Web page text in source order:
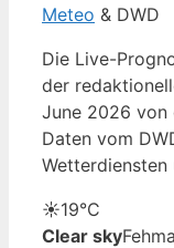
Meteo & DWD
Die Live-
der
June 2026 von
Daten vom
Wetterdiensten
☀️19°C
Clear sky